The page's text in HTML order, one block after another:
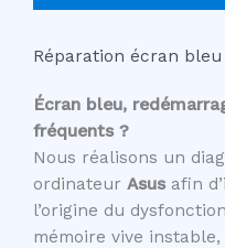
Réparation écran bleu
Écran bleu,
fréquents ?
Nous réalisons un
ordinateur Asusafin
l’origine du
mémoire vive